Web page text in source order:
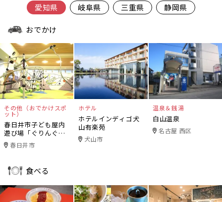
愛知県 岐阜県 三重県 静岡県
おでかけ
その他（おでかけスポ
ット）
春日井市子ども屋内
遊び場「ぐりんぐり
ん」春日井市
ホテル
ホテルインディゴ犬
山有楽苑
犬山市
温泉＆銭湯
白山温泉
名古屋 西区
食べる